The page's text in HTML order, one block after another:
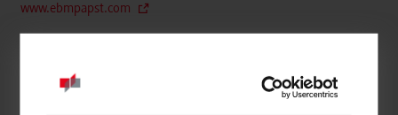
www.ebmpapst.com
Katherina.Fleig@de.ebmpapst.com